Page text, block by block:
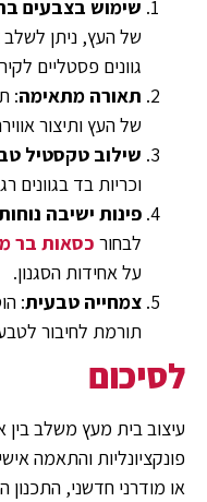
שימוש בצבעים
של העץ, ניתן לשלב
גוונים פסטליים
תאורה מתאימה:
של העץ ותיצור
שילוב טקסטיל
וכריות בד בגוונים
פינות ישיבה
לבחור כסאות בר
על אחידות הסגנון.
צמחייה טבעית:
תורמת לחיבור
לסיכום
עיצוב בית מעץ משלב
פונקציונליות והתאמה
או מודרני חדשני, התכנון